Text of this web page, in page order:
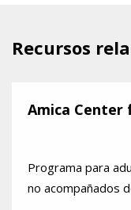
Recursos
Amica
Programa para
no acompañados